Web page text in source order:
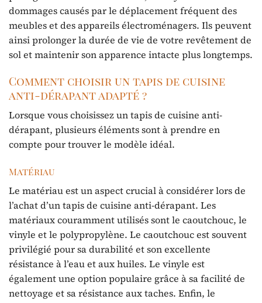
dommages causés par le déplacement fréquent des
meubles et des appareils électroménagers. Ils peuvent
ainsi prolonger la durée de vie de votre revêtement de
sol et maintenir son apparence intacte plus longtemps.
Comment choisir un tapis de cuisine
anti-dérapant adapté ?
Lorsque vous choisissez un tapis de cuisine anti-
dérapant, plusieurs éléments sont à prendre en
compte pour trouver le modèle idéal.
Matériau
Le matériau est un aspect crucial à considérer lors de
l’achat d’un tapis de cuisine anti-dérapant. Les
matériaux couramment utilisés sont le caoutchouc, le
vinyle et le polypropylène. Le caoutchouc est souvent
privilégié pour sa durabilité et son excellente
résistance à l’eau et aux huiles. Le vinyle est
également une option populaire grâce à sa facilité de
nettoyage et sa résistance aux taches. Enfin, le